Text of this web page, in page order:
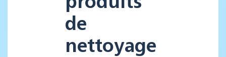
de
nettoyage